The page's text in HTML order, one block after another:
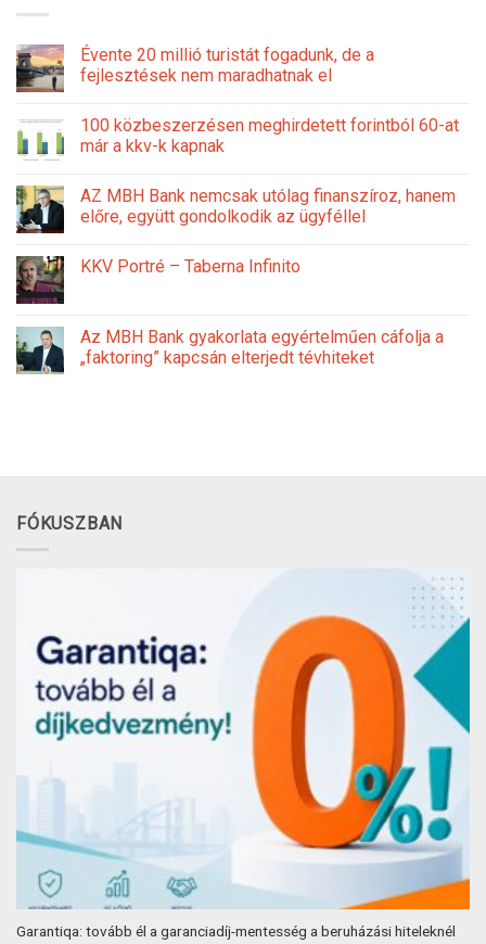
Évente 20 millió turistát fogadunk, de a
fejlesztések nem maradhatnak el
100 közbeszerzésen meghirdetett forintból 60-at
már a kkv-k kapnak
AZ MBH Bank nemcsak utólag finanszíroz, hanem
előre, együtt gondolkodik az ügyféllel
KKV Portré – Taberna Infinito
Az MBH Bank gyakorlata egyértelműen cáfolja a
„faktoring” kapcsán elterjedt tévhiteket
FÓKUSZBAN
Garantiqa: tovább él a garanciadíj-mentesség a beruházási hiteleknél